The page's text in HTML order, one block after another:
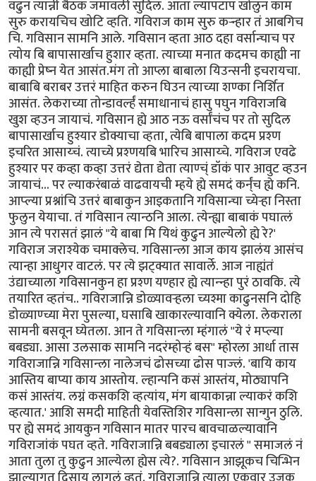
वढुन त्यान्नी बैठक जमावली सुदिल. आता ल्यापटाप खोलुन काम
सुरु करायचिच खोटि व्हति. गविराज काम सुरु कर्‍न्हार तं आबगिच
चि. गविसान सामनि आले. गविसान व्हता आठ दहा वर्सान्चाच पर
त्योय बि बापासार्खाच हुशार व्हता. त्याच्या मनात कदमच काह्यी ना
काह्यी प्रेष्न येत आसंत.मंग तो आप्ला बाबाला यिउन्सनी इचरायचा.
बाबाबि बराबर उत्तरं माहित करुन घिउन त्याच्या शण्का निर्शित
आसंत. लेकराच्या तोन्डावर्ल्हं समाधानाचं हासु पघुन गविराजबि
खुश व्हउन जायाचं. गविसान ह्ये आठ नऊ वर्सांचंच पर तो सुदिल
बापासार्खाच हुश्यार डोक्याचा व्हता, त्येबि बापाला कदम प्रश्ण
इचरित आसाय्चं. त्याच्ये प्रश्णयबि भारिच आसाय्चे. गविराज एवढे
हुश्यार पर कव्हा कव्हा उत्तरं द्येता द्येता त्याण्च्ं डॉकं पार आवुट व्हउन
जायाचं... पर ल्याकरंबाळं वाढवायची म्हये ह्ये समदं कर्न्ंच ह्ये कनि.
आप्ल्या प्रश्नांचि उत्तरं बाबाकुन आइकतानि गविसान्चा च्येर्‍हा निस्ता
फुलुन येयाचा. तं गविसान त्यान्ठनि आला. त्येन्ह्या बाबाकं पघात्लं
आन त्ये परासतं झालं "ये बाबा मि यिथं कुढुन आल्येलो ह्ये रे?'
गविराज जराश्येक चमाक्लेच. गविसान्ला आज काय झालंय आसंच
त्यान्हा आधुगर वाटलं. पर त्ये झट्क्यात सावार्ले. आज नाह्यंतं
उंद्याच्याला गविसानकुन हा प्रश्ण यण्हार ह्ये त्यान्न्हा पुरं ठावकि. त्ये
तयारित व्हतंच.. गविराजान्नि डोळ्यावर्‍हला च्यश्मा काढुनसनि दोहि
डोळ्याण्च्या मेरा पुसल्या, घसाबि खाकारल्यावानि क्येला. लेकराला
सामनी बसवून घ्येतला. आन ते गविसान्ला म्हंगालं "ये रं मप्ल्या
बबड्या. आसा उलसाक सामनि नदरंम्होर्‍हं बस" म्होरला आर्धा तास
गविराजान्नि गविसान्ला नालेजचं ढोसच्या ढोस पाज्लं. 'बायि काय
आस्तिय बाप्या काय आस्तोय. ल्हान्पनि कसं आस्तंय, मोठ्यापनि
कसं आस्तंय. लग्नं कसकशि व्हत्यांय, मंग बायाकान्ना ल्याकरं कशि
व्हत्यात.' आशि समदी माहिती येवस्तिशिर गविसान्ला सान्गुन ठुलि.
पर ह्ये समदं आयकुन गविसान मातर पारच बावचाळल्यावानि
गविराजांकं पघत व्हते. गविराजान्नि बबड्याला इचारलं " समाजलं नं
आता तुला तु कुढुन आल्येला ह्येस त्ये?. गविसान आझूकच चिन्भिन